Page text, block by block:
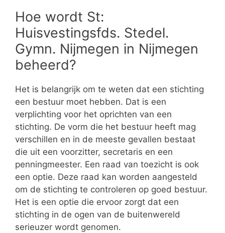
Hoe wordt St:
Huisvestingsfds. Stedel.
Gymn. Nijmegen in Nijmegen
beheerd?
Het is belangrijk om te weten dat een stichting
een bestuur moet hebben. Dat is een
verplichting voor het oprichten van een
stichting. De vorm die het bestuur heeft mag
verschillen en in de meeste gevallen bestaat
die uit een voorzitter, secretaris en een
penningmeester. Een raad van toezicht is ook
een optie. Deze raad kan worden aangesteld
om de stichting te controleren op goed bestuur.
Het is een optie die ervoor zorgt dat een
stichting in de ogen van de buitenwereld
serieuzer wordt genomen.